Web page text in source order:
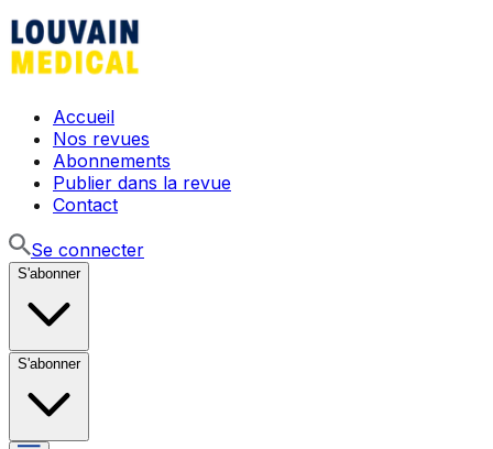
Accueil
Nos revues
Abonnements
Publier dans la revue
Contact
Se connecter
S'abonner
S'abonner